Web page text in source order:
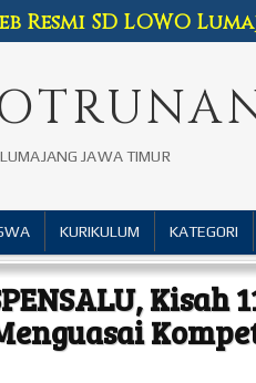
JAWA TIMUR
Resmi SD LOWO
KURIKULUM KATEGORI
Kisah